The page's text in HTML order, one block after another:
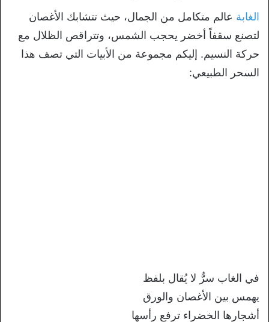
الغابة عالم متكامل من الجمال، حيث تتشابك الأغصان
لتصنع سقفاً أخضر يحجب الشمس، وتتراقص الظلال مع
حركة النسيم. إليكم مجموعة من الأبيات التي تصف هذا
السحر الطبيعي:
في الغاب سرٌّ لا يُقال بلفظ
يهمس بين الأغصان والورق
أشجارها الخضراء ترفع رأسها